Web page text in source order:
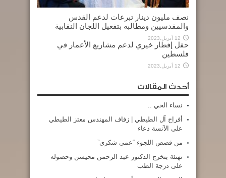
نصف مليون دينار تبرعات لدعم القدس
والمقدسيين ومطالبه بتفعيل اللجان النقابية
12 أبريل,2023
حفل إفطار خيري لدعم مشاريع الأعمار في
فلسطين
12 أبريل,2023
أحدث المقالات
نساء الحي ..
أفراح آل الطيطي | زفاف المهندس معتز الطيطي
على الآنسة دعاء
من قصص اللجوء “عمي شكري”
تهنئة بتخرج الدكتور عبد الرحمن محيسن وحصوله
على درجة الطب